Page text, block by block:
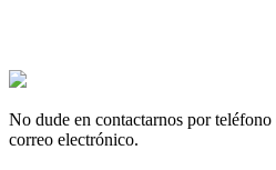
No dude en contactarnos por
correo electrónico.